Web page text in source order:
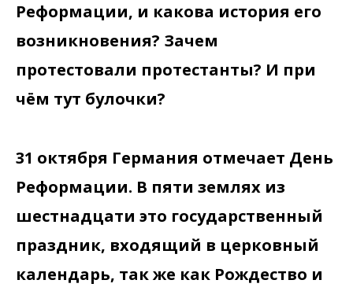
Реформации, и какова история его
возникновения? Зачем
протестовали протестанты? И при
чём тут булочки?
31 октября Германия отмечает День
Реформации. В пяти землях из
шестнадцати это государственный
праздник, входящий в церковный
календарь, так же как Рождество и